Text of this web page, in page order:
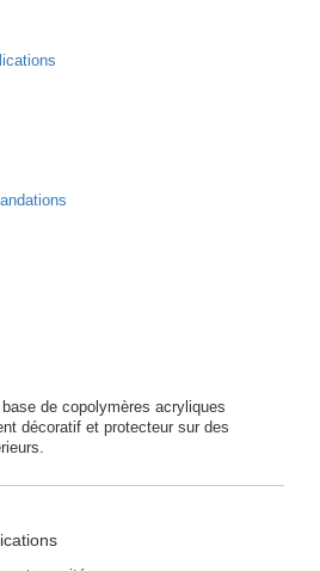
de copolymères acryliques
décoratif et protecteur sur des